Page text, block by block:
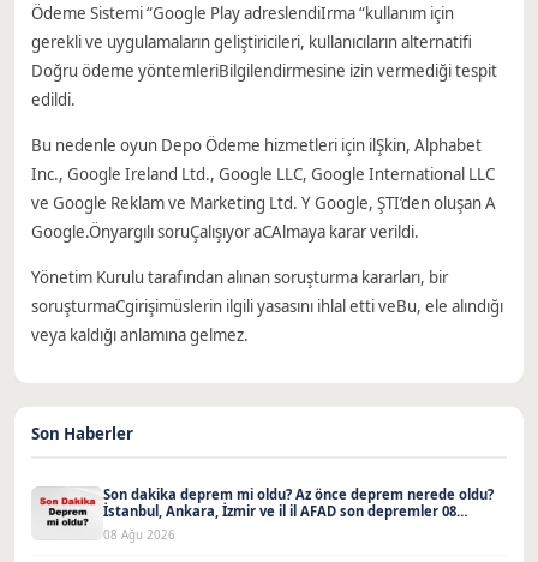
Ödeme Sistemi “Google Play adreslendiIrma “kullanım için
gerekli ve uygulamaların geliştiricileri, kullanıcıların alternatifi
Doğru ödeme yöntemleriBilgilendirmesine izin vermediği tespit
edildi.
Bu nedenle oyun DepoÖdeme hizmetleri için ilŞkin, Alphabet
Inc., Google Ireland Ltd., Google LLC, Google International LLC
ve Google Reklam ve Marketing Ltd. Y Google, ŞTI’den oluşan A
Google.Önyargılı soruÇalışıyor aCAlmaya karar verildi.
Yönetim Kurulu tarafından alınan soruşturma kararları, bir
soruşturmaCgirişimüslerin ilgili yasasını ihlal etti veBu, ele alındığı
veya kaldığı anlamına gelmez.
Son Haberler
Son dakika deprem mi oldu? Az önce deprem nerede oldu?
İstanbul, Ankara, İzmir ve il il AFAD son depremler 08
Ağustos 2026
08 Ağu 2026